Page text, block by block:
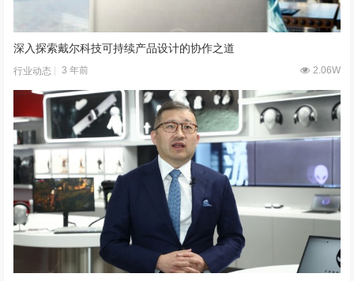
深入探索戴尔科技可持续产品设计的协作之道
行业动态 3 年前 2.06W